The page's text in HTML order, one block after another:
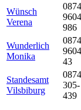
Wünsch
Verena
986
Wunderlich
Monika
43
Standesamt
Vilsbiburg
305-
439